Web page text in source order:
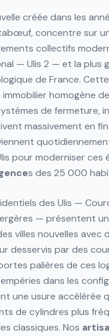
créée dans les
concentre sur
collectifs
— Ulis 2 — et la plus
de France.
homogène
de fermeture,
massivement en fin
pour moderniser ces
s des 25 000
des Ulis —
— présentent
villes nouvelles avec
desservis par des
palières de ces
dans les
une usure accélérée
de cylindres plus
classiques. Nos